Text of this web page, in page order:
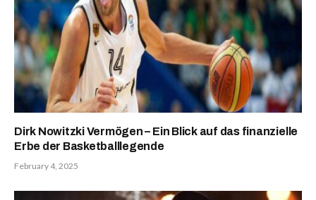
Dirk Nowitzki Vermögen – Ein Blick auf das finanzielle
Erbe der Basketballlegende
February 4, 2025